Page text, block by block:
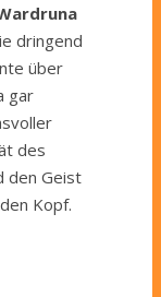
dringend
über
gar
des
den Geist
Kopf.